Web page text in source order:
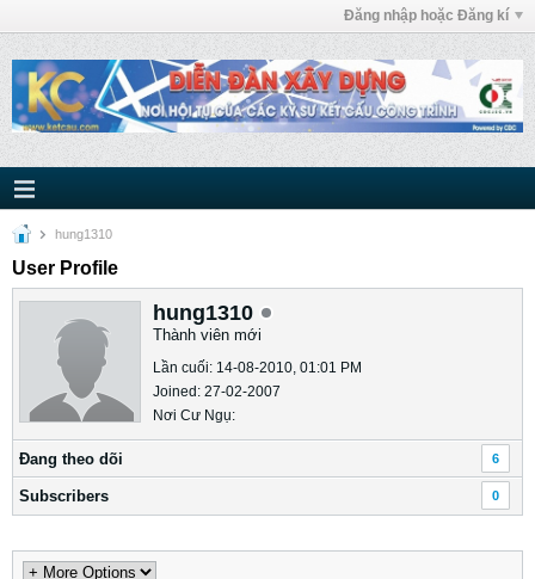
Đăng nhập hoặc Đăng kí
hung1310
User Profile
hung1310
Thành viên mới
Lần cuối: 14-08-2010, 01:01 PM
Joined: 27-02-2007
Nơi Cư Ngụ:
Ðang theo dõi 6
Subscribers 0